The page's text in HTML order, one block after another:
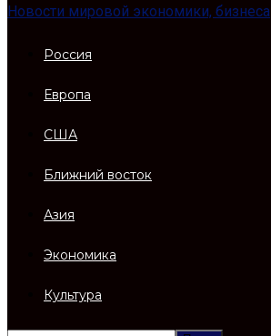
Новости мировой экономики, бизнеса
Россия
Европа
США
Ближний восток
Азия
Экономика
Культура